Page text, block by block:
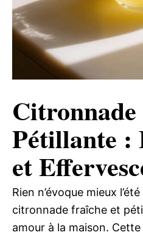
Pétillante :
et
Rien n’évoque mieux
citronnade fraîche et
amour à la maison.